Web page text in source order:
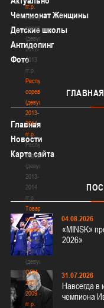
гг.р.
Республиканские
соревнования
(девушки)
2012-
2013
гг.р.
Республиканские
соревнования
(девушки)
2013-
2014
гг.р.
Республиканские
соревнования
(девушки)
2013-
2014
гг.р.
Товарищеские
игры
(девушки)
Товарищеские
игры
(девушки)
ОДМ
2008-
2009
гг.р.
Чемпионат Женщины
Детские школы
Антидопинг
Фото
ГЛАВНАЯ
Главная
Новости
Карта сайта
04.08.2026
«MINSK»
2026»
31.07.2026
Навсегда в
чемпиона